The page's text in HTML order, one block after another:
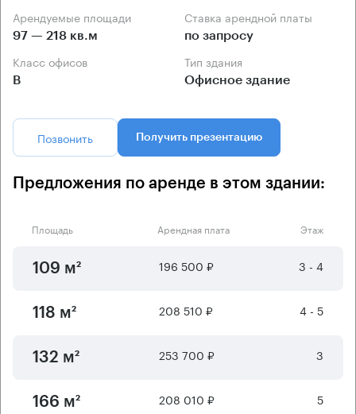
Арендуемые площади
97 — 218 кв.м
Ставка арендной платы
по запросу
Класс офисов
B
Тип здания
Офисное здание
Позвонить Получить презентацию
Предложения по аренде в этом здании:
Площадь Арендная плата Этаж
109 м² 196 500 ₽ 3 - 4
118 м² 208 510 ₽ 4 - 5
132 м² 253 700 ₽ 3
166 м² 208 010 ₽ 5